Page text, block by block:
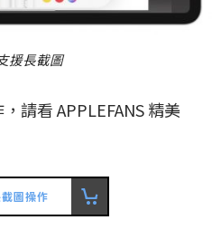
援長截圖
請看 APPLEFANS 精美
圖操作